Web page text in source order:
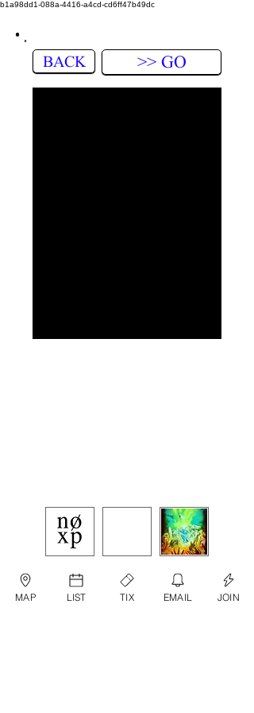
b1a98dd1-088a-4416-a4cd-cd6ff47b49dc
BACK >> GO
MAP LIST TIX EMAIL JOIN